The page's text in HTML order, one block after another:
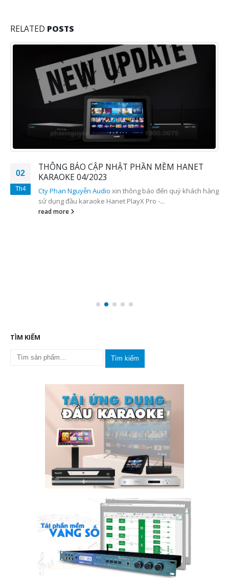
RELATED POSTS
02
Th4
THÔNG BÁO CẬP NHẬT PHẦN MỀM HANET
KARAOKE 04/2023
Cty Phan Nguyễn Audio xin thông báo đến quý khách hàng
sử dụng đầu karaoke Hanet PlayX Pro -...
read more
TÌM KIẾM
Tìm kiếm